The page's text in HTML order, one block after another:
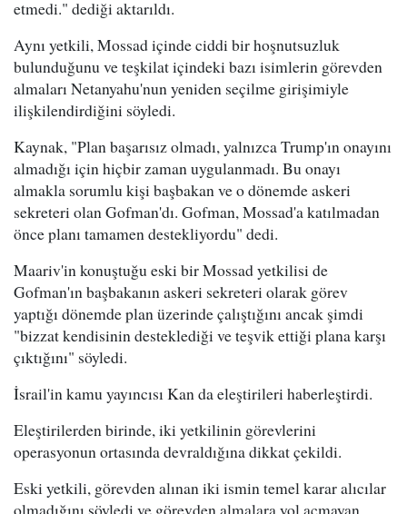
etmedi." dediği aktarıldı.
Aynı yetkili, Mossad içinde ciddi bir hoşnutsuzluk
bulunduğunu ve teşkilat içindeki bazı isimlerin görevden
almaları Netanyahu'nun yeniden seçilme girişimiyle
ilişkilendirdiğini söyledi.
Kaynak, "Plan başarısız olmadı, yalnızca Trump'ın onayını
almadığı için hiçbir zaman uygulanmadı. Bu onayı
almakla sorumlu kişi başbakan ve o dönemde askeri
sekreteri olan Gofman'dı. Gofman, Mossad'a katılmadan
önce planı tamamen destekliyordu" dedi.
Maariv'in konuştuğu eski bir Mossad yetkilisi de
Gofman'ın başbakanın askeri sekreteri olarak görev
yaptığı dönemde plan üzerinde çalıştığını ancak şimdi
"bizzat kendisinin desteklediği ve teşvik ettiği plana karşı
çıktığını" söyledi.
İsrail'in kamu yayıncısı Kan da eleştirileri haberleştirdi.
Eleştirilerden birinde, iki yetkilinin görevlerini
operasyonun ortasında devraldığına dikkat çekildi.
Eski yetkili, görevden alınan iki ismin temel karar alıcılar